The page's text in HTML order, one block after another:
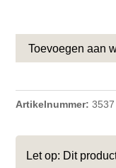
Toevoegen aan
Artikelnummer: 3537
Let op: Dit